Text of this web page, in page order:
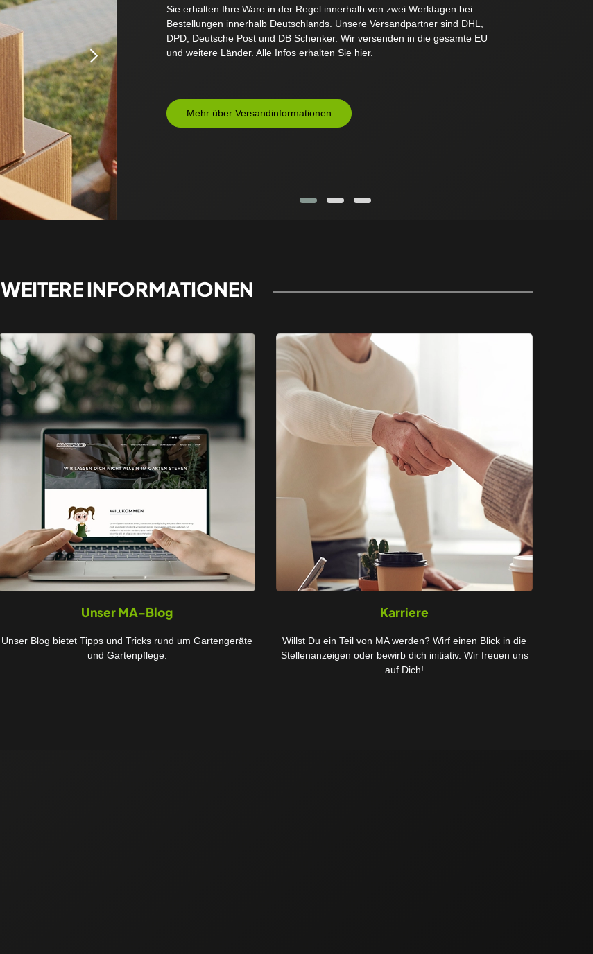
Sie erhalten Ihre Ware in der Regel innerhalb von zwei Werktagen bei
Bestellungen innerhalb Deutschlands. Unsere Versandpartner sind DHL,
DPD, Deutsche Post und DB Schenker. Wir versenden in die gesamte EU
und weitere Länder. Alle Infos erhalten Sie hier.
Mehr über Versandinformationen
WEITERE INFORMATIONEN
Unser MA-Blog
Unser Blog bietet Tipps und Tricks rund um Gartengeräte
und Gartenpflege.
Karriere
Willst Du ein Teil von MA werden? Wirf einen Blick in die
Stellenanzeigen oder bewirb dich initiativ. Wir freuen uns
auf Dich!